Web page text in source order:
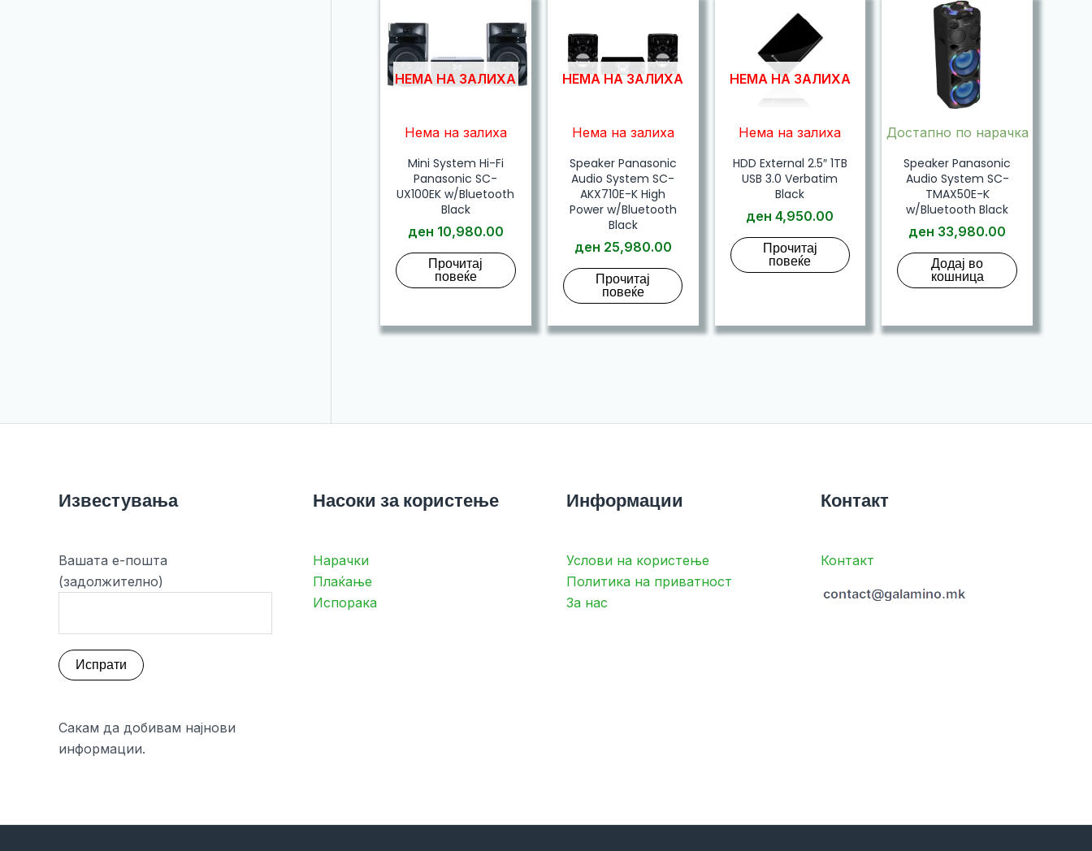
НЕМА НА ЗАЛИХА
Нема на залиха
Mini System Hi-Fi
Panasonic SC-
UX100EK w/Bluetooth
Black
ден 10,980.00
Прочитај
повеќе
НЕМА НА ЗАЛИХА
Нема на залиха
Speaker Panasonic
Audio System SC-
AKX710E-K High
Power w/Bluetooth
Black
ден 25,980.00
Прочитај
повеќе
НЕМА НА ЗАЛИХА
Нема на залиха
HDD External 2.5″ 1TB
USB 3.0 Verbatim
Black
ден 4,950.00
Прочитај
повеќе
Достапно по нарачка
Speaker Panasonic
Audio System SC-
TMAX50E-K
w/Bluetooth Black
ден 33,980.00
Додај во
кошница
Известувања
Вашата е-пошта
(задолжително)
Сакам да добивам најнови
информации.
Насоки за користење
Нарачки
Плаќање
Испорака
Информации
Услови на користење
Политика на приватност
За нас
Контакт
Контакт